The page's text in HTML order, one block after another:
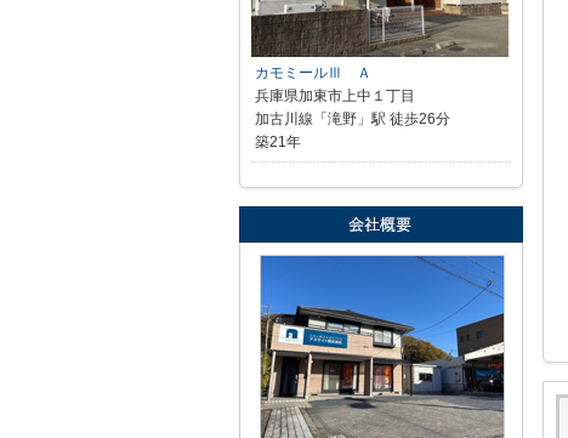
カモミールⅢ Ａ
兵庫県加東市上中１丁目
加古川線「滝野」駅 徒歩26分
築21年